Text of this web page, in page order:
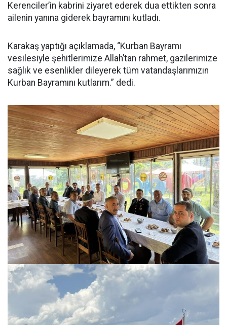
Kerenciler’in kabrini ziyaret ederek dua ettikten sonra
ailenin yanına giderek bayramını kutladı.
Karakaş yaptığı açıklamada, “Kurban Bayramı
vesilesiyle şehitlerimize Allah’tan rahmet, gazilerimize
sağlık ve esenlikler dileyerek tüm vatandaşlarımızın
Kurban Bayramını kutlarım.” dedi.